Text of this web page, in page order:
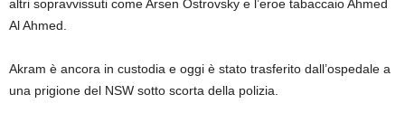
altri sopravvissuti come Arsen Ostrovsky e l’eroe tabaccaio Ahmed
Al Ahmed.
Akram è ancora in custodia e oggi è stato trasferito dall’ospedale a
una prigione del NSW sotto scorta della polizia.